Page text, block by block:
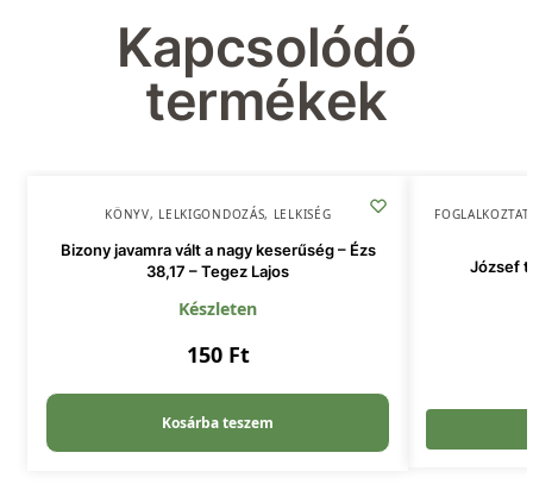
Kapcsolódó
termékek
KÖNYV, LELKIGONDOZÁS, LELKISÉG
Bizony javamra vált a nagy keserűség – Ézs
38,17 – Tegez Lajos
Készleten
150 Ft
Kosárba teszem
József